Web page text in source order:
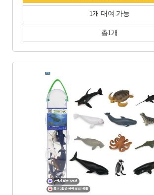
1개 대여 가능
총1개